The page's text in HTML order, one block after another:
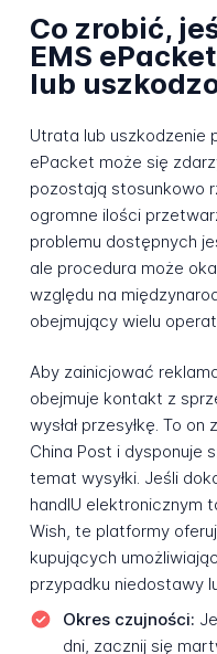
Co zrobić,
EMS
lub
Utrata lub uszkodzenie
ePacket może się
pozostają stosunkowo
ogromne ilości
problemu dostępnych
ale procedura może
względu na
obejmujący wielu
Aby zainicjować
obejmuje kontakt z
wysłał przesyłkę. To
China Post i dysponuje
temat wysyłki. Jeśli
handlU elektronicznym
Wish, te platformy
kupujących
przypadku niedostawy
Okres czujności:
dni, zacznij się